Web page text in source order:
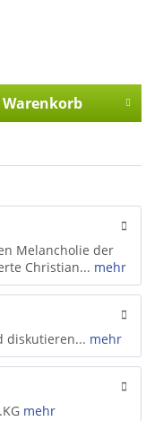
Warenkorb
Melancholie der
Christian... mehr
diskutieren... mehr
mehr